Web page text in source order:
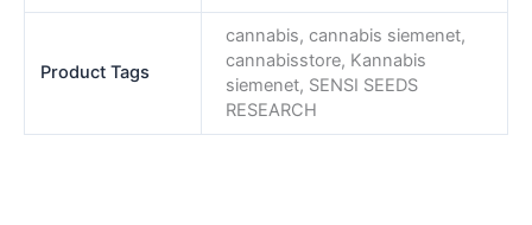
Product Tags
cannabis, cannabis siemenet,
cannabisstore, Kannabis
siemenet, SENSI SEEDS
RESEARCH